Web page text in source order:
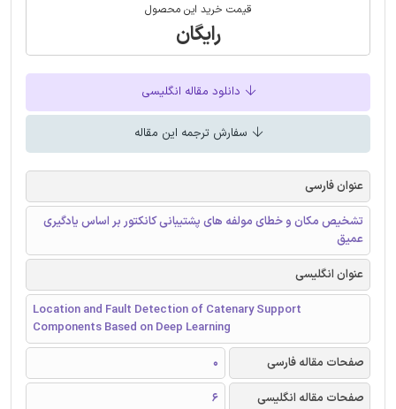
قیمت خرید این محصول
رایگان
دانلود مقاله انگلیسی
سفارش ترجمه این مقاله
عنوان فارسی
تشخیص مکان و خطای مولفه های پشتیبانی کانکتور بر اساس یادگیری
عمیق
عنوان انگلیسی
Location and Fault Detection of Catenary Support
Components Based on Deep Learning
صفحات مقاله فارسی
0
صفحات مقاله انگلیسی
6